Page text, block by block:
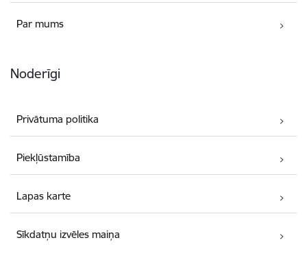
Par mums
Noderīgi
Privātuma politika
Piekļūstamība
Lapas karte
Sīkdatņu izvēles maiņa